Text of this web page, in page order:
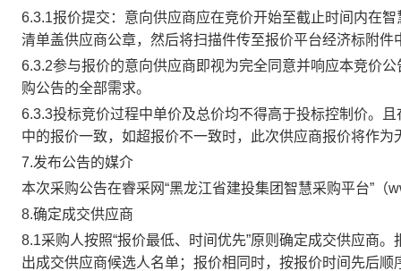
6.3.1报价提交：意向供应商应在竞价开始至截止时间内在
清单盖供应商公章，然后将扫描件传至报价平台经济标附件
6.3.2参与报价的意向供应商即视为完全同意并响应本竞价
购公告的全部需求。
6.3.3投标竞价过程中单价及总价均不得高于投标控制价。
中的报价一致，如超报价不一致时，此次供应商报价将作
7.发布公告的媒介
本次采购公告在睿采网“黑龙江省建投集团智慧采购平台”（
8.确定成交供应商
8.1采购人按照“报价最低、时间优先”原则确定成交供应商。
出成交供应商候选人名单；报价相同时，按报价时间先后顺